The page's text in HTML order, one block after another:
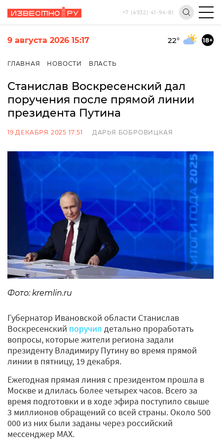
+7 (4932) 41-94-81
9 августа 2026 15:17 22° 18+
ГЛАВНАЯ НОВОСТИ ВЛАСТЬ
Станислав Воскресенский дал
поручения после прямой линии
президента Путина
19 ДЕКАБРЯ 2025 17:51 ДАРЬЯ БОБРОВИЦКАЯ
Фото: kremlin.ru
Губернатор Ивановской области Станислав
Воскресенский поручил детально проработать
вопросы, которые жители региона задали
президенту Владимиру Путину во время прямой
линии в пятницу, 19 декабря.
Ежегодная прямая линия с президентом прошла в
Москве и длилась более четырех часов. Всего за
время подготовки и в ходе эфира поступило свыше
3 миллионов обращений со всей страны. Около 500
000 из них были заданы через российский
мессенджер MАХ.